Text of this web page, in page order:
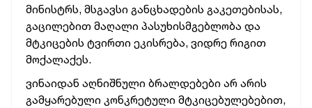
მინისტრს, მსგავსი განცხადების გაკეთებისას,
გაცილებით მაღალი პასუხისმგებლობა და
მტკიცების ტვირთი ეკისრება, ვიდრე რიგით
მოქალაქეს.
ვინაიდან აღნიშნული ბრალდებები არ არის
გამყარებული კონკრეტული მტკიცებულებებით,